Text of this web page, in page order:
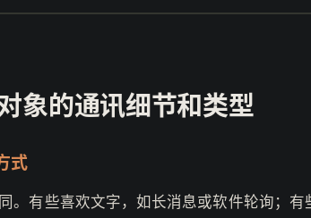
象的通讯细节和类型
式
。有些喜欢文字，如长消息或软件轮询；有